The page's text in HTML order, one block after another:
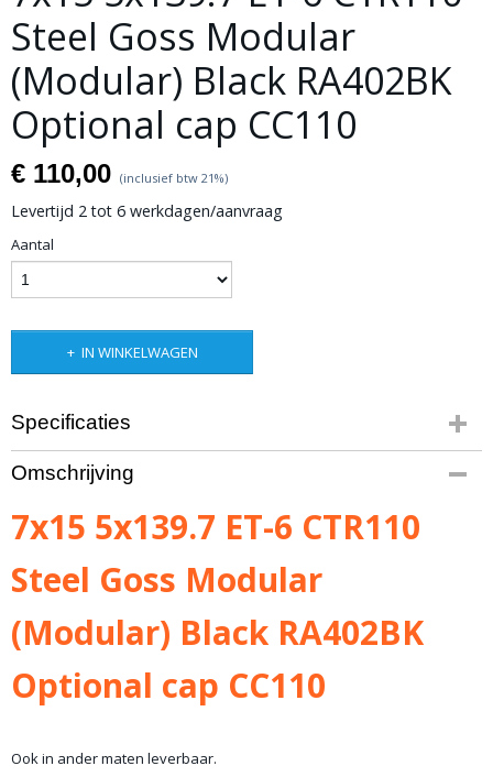
Steel Goss Modular
(Modular) Black RA402BK
Optional cap CC110
€ 110,00 (inclusief btw 21%)
Levertijd 2 tot 6 werkdagen/aanvraag
Aantal
IN WINKELWAGEN
Specificaties
Bruto gewicht
5,00 Kg
Omschrijving
7x15 5x139.7 ET-6 CTR110
Steel Goss Modular
(Modular) Black RA402BK
Optional cap CC110
Ook in ander maten leverbaar.